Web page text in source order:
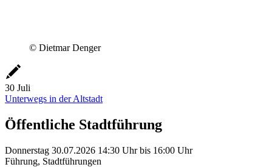
© Dietmar Denger
30 Juli
Unterwegs in der Altstadt
Öffentliche Stadtführung
Donnerstag 30.07.2026 14:30 Uhrbis 16:00 Uhr
Führung, Stadtführungen